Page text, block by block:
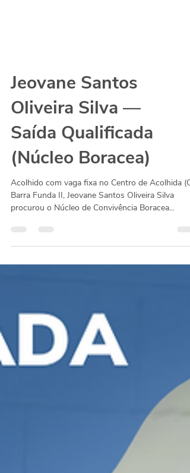
Jeovane Santos
Oliveira Silva —
Saída Qualificada
(Núcleo Boracea)
Acolhido com vaga fixa no Centro de Acolhida
Barra Funda II, Jeovane Santos Oliveira Silva